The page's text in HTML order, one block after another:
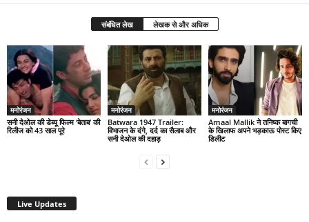
संबंधित लेख लेखक से और अधिक
मनोरंजन
सनी देओल की डेब्यू फिल्म ‘बेताब’ की
रिलीज को 43 साल पूरे
मनोरंजन
Batwara 1947 Trailer:
विभाजन के दंगे, दर्द का सैलाब और
सनी देओल की दहाड़
मनोरंजन
Amaal Mallik ने तनिष्क बागची
के खिलाफ अपने भड़काऊ पोस्ट किए
डिलीट
Live Updates